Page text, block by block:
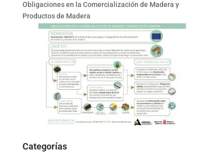
Obligaciones en la Comercialización de Madera y
Productos de Madera
Categorías